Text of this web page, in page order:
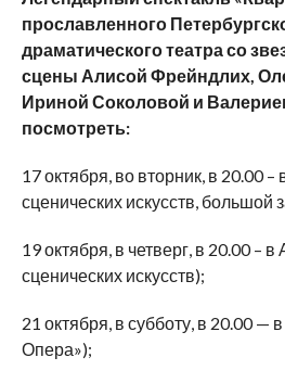
прославленного
драматического театра со
сцены Алисой Фрейндлих,
Ириной Соколовой и
посмотреть:
17 октября, во вторник, в 20.00
сценических искусств, большой
19 октября, в четверг, в 20.00 –
сценических искусств);
21 октября, в субботу, в 20.00 —
Опера»);